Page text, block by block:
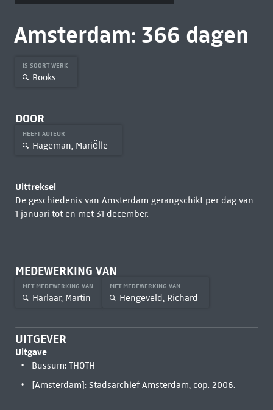
Amsterdam: 366 dagen
IS SOORT WERK
Books
DOOR
HEEFT AUTEUR
Hageman, Marie͏̈lle
Uittreksel
De geschiedenis van Amsterdam gerangschikt per dag van
1 januari tot en met 31 december.
MEDEWERKING VAN
MET MEDEWERKING VAN
Harlaar, Martin
MET MEDEWERKING VAN
Hengeveld, Richard
UITGEVER
Uitgave
Bussum: THOTH
[Amsterdam]: Stadsarchief Amsterdam, cop. 2006.